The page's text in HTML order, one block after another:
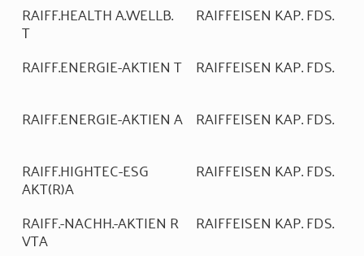
RAIFF.HEALTH A.WELLB.
T
RAIFFEISEN KAP. FDS.
RAIFF.ENERGIE-AKTIEN T RAIFFEISEN KAP. FDS.
RAIFF.ENERGIE-AKTIEN A RAIFFEISEN KAP. FDS.
RAIFF.HIGHTEC-ESG
AKT(R)A
RAIFFEISEN KAP. FDS.
RAIFF.-NACHH.-AKTIEN R
VTA
RAIFFEISEN KAP. FDS.